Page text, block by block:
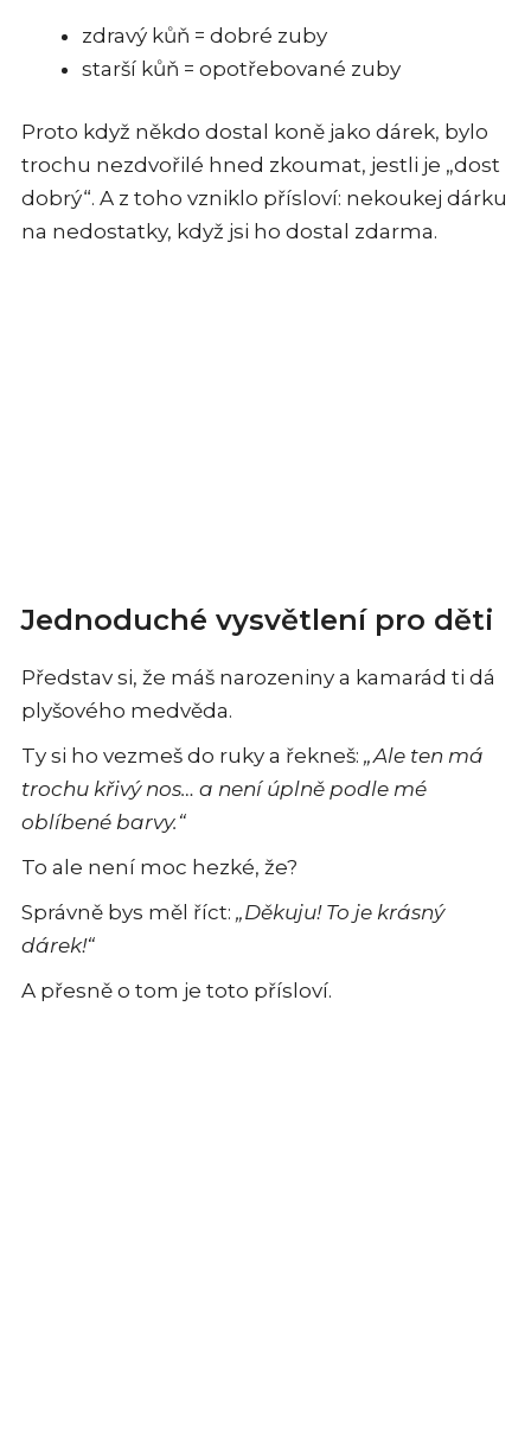
zdravý kůň = dobré zuby
starší kůň = opotřebované zuby
Proto když někdo dostal koně jako dárek, bylo
trochu nezdvořilé hned zkoumat, jestli je „dost
dobrý“. A z toho vzniklo přísloví: nekoukej dárku
na nedostatky, když jsi ho dostal zdarma.
Jednoduché vysvětlení pro děti
Představ si, že máš narozeniny a kamarád ti dá
plyšového medvěda.
Ty si ho vezmeš do ruky a řekneš: „Ale ten má
trochu křivý nos… a není úplně podle mé
oblíbené barvy.“
To ale není moc hezké, že?
Správně bys měl říct: „Děkuju! To je krásný
dárek!“
A přesně o tom je toto přísloví.